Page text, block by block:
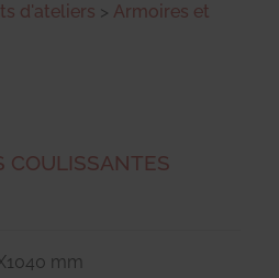
d'ateliers > Armoires et
COULISSANTES
mm